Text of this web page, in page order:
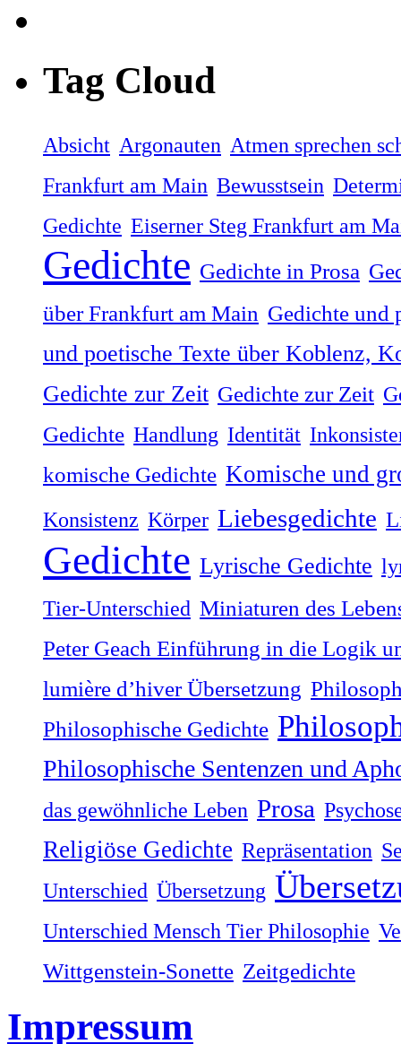
Tag Cloud
Absicht Argonauten Atmen sprechen
Frankfurt am Main Bewusstsein
Gedichte Eiserner Steg Frankfurt am
Gedichte Gedichte in Prosa
über Frankfurt am Main Gedichte und
und poetische Texte über Koblenz,
Gedichte zur Zeit Gedichte zur Zeit
Gedichte Handlung Identität
komische Gedichte Komische und
Konsistenz Körper Liebesgedichte
Gedichte Lyrische Gedichte
Tier-Unterschied Miniaturen des
Peter Geach Einführung in die Logik
lumière dʼhiver Übersetzung
Philosophische Gedichte
Philosophische Sentenzen und
das gewöhnliche Leben Prosa
Religiöse Gedichte Repräsentation
Unterschied Übersetzung
Unterschied Mensch Tier Philosophie
Wittgenstein-Sonette Zeitgedichte
Impressum